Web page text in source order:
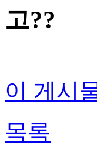
고??
이 게시
목록